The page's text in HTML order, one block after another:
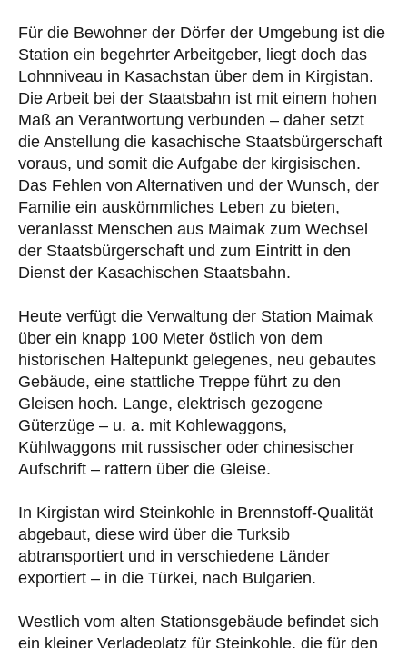
Für die Bewohner der Dörfer der Umgebung ist die
Station ein begehrter Arbeitgeber, liegt doch das
Lohnniveau in Kasachstan über dem in Kirgistan.
Die Arbeit bei der Staatsbahn ist mit einem hohen
Maß an Verantwortung verbunden – daher setzt
die Anstellung die kasachische Staatsbürgerschaft
voraus, und somit die Aufgabe der kirgisischen.
Das Fehlen von Alternativen und der Wunsch, der
Familie ein auskömmliches Leben zu bieten,
veranlasst Menschen aus Maimak zum Wechsel
der Staatsbürgerschaft und zum Eintritt in den
Dienst der Kasachischen Staatsbahn.
Heute verfügt die Verwaltung der Station Maimak
über ein knapp 100 Meter östlich von dem
historischen Haltepunkt gelegenes, neu gebautes
Gebäude, eine stattliche Treppe führt zu den
Gleisen hoch. Lange, elektrisch gezogene
Güterzüge – u. a. mit Kohlewaggons,
Kühlwaggons mit russischer oder chinesischer
Aufschrift – rattern über die Gleise.
In Kirgistan wird Steinkohle in Brennstoff-Qualität
abgebaut, diese wird über die Turksib
abtransportiert und in verschiedene Länder
exportiert – in die Türkei, nach Bulgarien.
Westlich vom alten Stationsgebäude befindet sich
ein kleiner Verladeplatz für Steinkohle, die für den